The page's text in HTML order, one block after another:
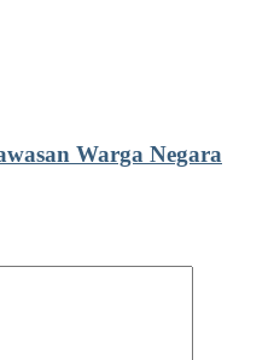
Warga Negara